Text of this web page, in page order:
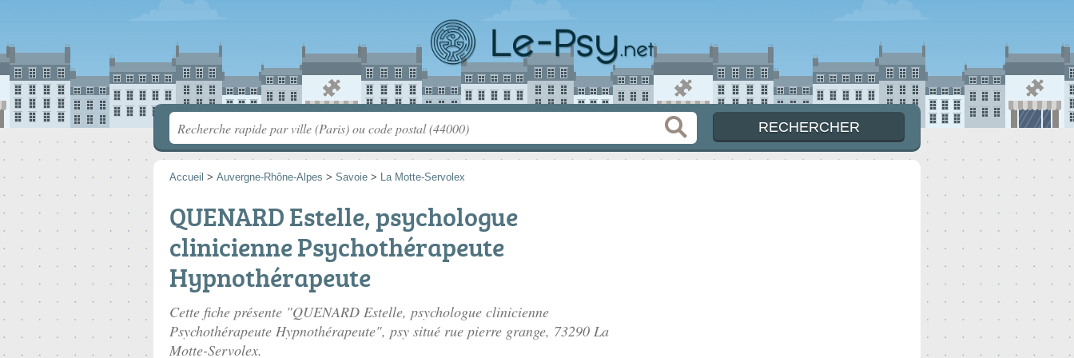
Accueil > Auvergne-Rhône-Alpes > Savoie > La Motte-Servolex
QUENARD Estelle, psychologue
clinicienne Psychothérapeute
Hypnothérapeute
Cette fiche présente "QUENARD Estelle, psychologue clinicienne
Psychothérapeute Hypnothérapeute", psy situé rue pierre grange, 73290 La
Motte-Servolex.